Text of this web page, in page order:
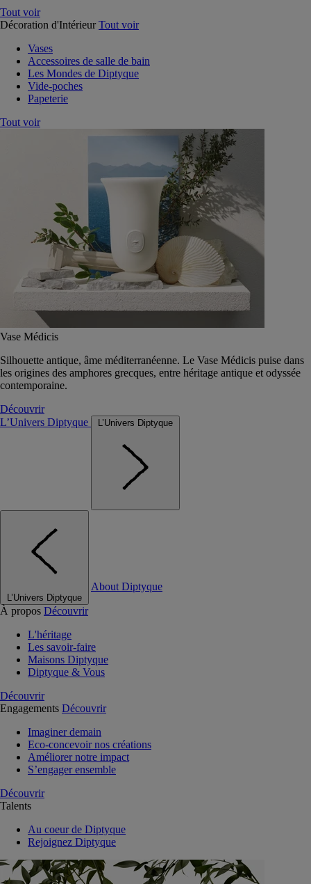
Tout voir
Décoration d'Intérieur Tout voir
Vases
Accessoires de salle de bain
Les Mondes de Diptyque
Vide-poches
Papeterie
Tout voir
Vase Médicis
Silhouette antique, âme méditerranéenne. Le Vase Médicis puise dans
les origines des amphores grecques, entre héritage antique et odyssée
contemporaine.
Découvrir
L’Univers Diptyque
L’Univers Diptyque
L’Univers Diptyque
About Diptyque
À propos Découvrir
L'héritage
Les savoir-faire
Maisons Diptyque
Diptyque & Vous
Découvrir
Engagements Découvrir
Imaginer demain
Eco-concevoir nos créations
Améliorer notre impact
S’engager ensemble
Découvrir
Talents
Au coeur de Diptyque
Rejoignez Diptyque